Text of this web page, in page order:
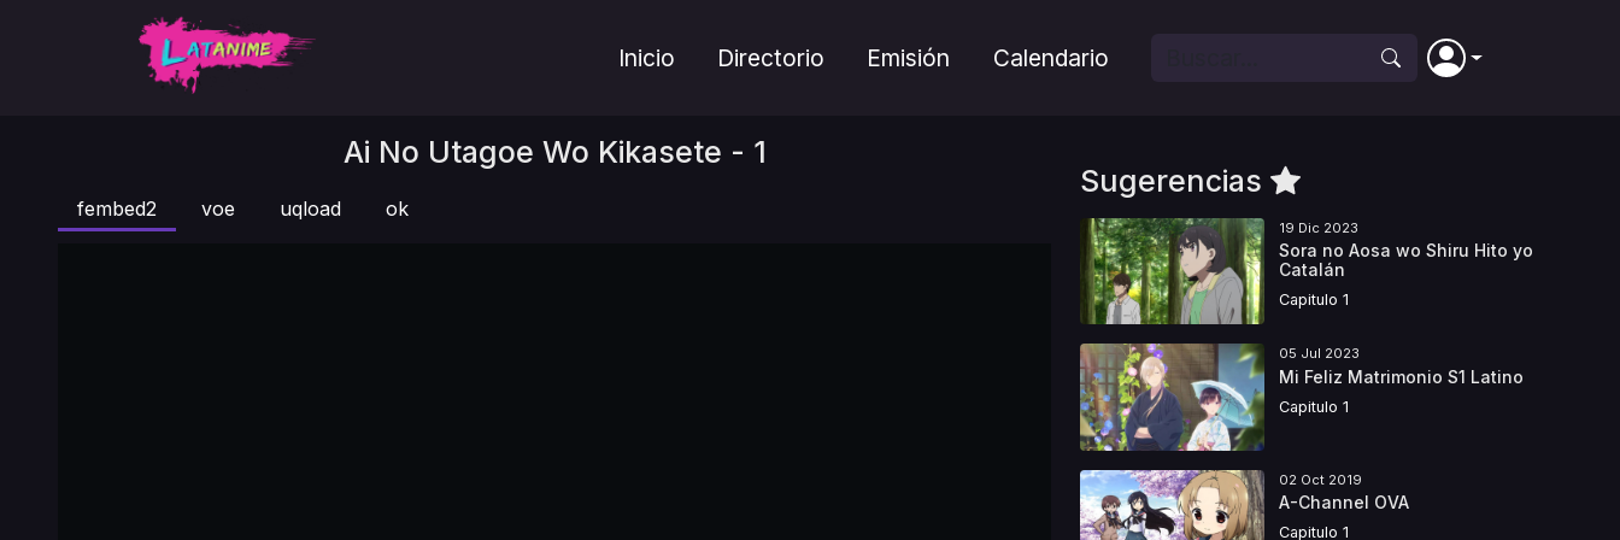
Inicio Directorio Emisión Calendario
Ai No Utagoe Wo Kikasete - 1
fembed2 voe uqload ok
Sugerencias
19 Dic 2023
Sora no Aosa wo Shiru Hito yo
Catalán
Capitulo 1
05 Jul 2023
Mi Feliz Matrimonio S1 Latino
Capitulo 1
02 Oct 2019
A-Channel OVA
Capitulo 1